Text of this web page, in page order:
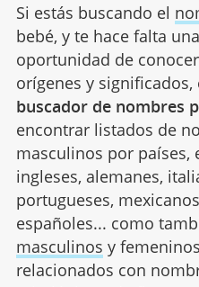
Si estás buscando el
bebé, y te hace falta
oportunidad de
orígenes y
buscador de nombres
encontrar listados de
masculinos por países,
ingleses, alemanes,
portugueses,
españoles... como
masculinos y
relacionados con